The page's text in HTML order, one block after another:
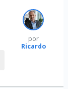
por
Ricardo